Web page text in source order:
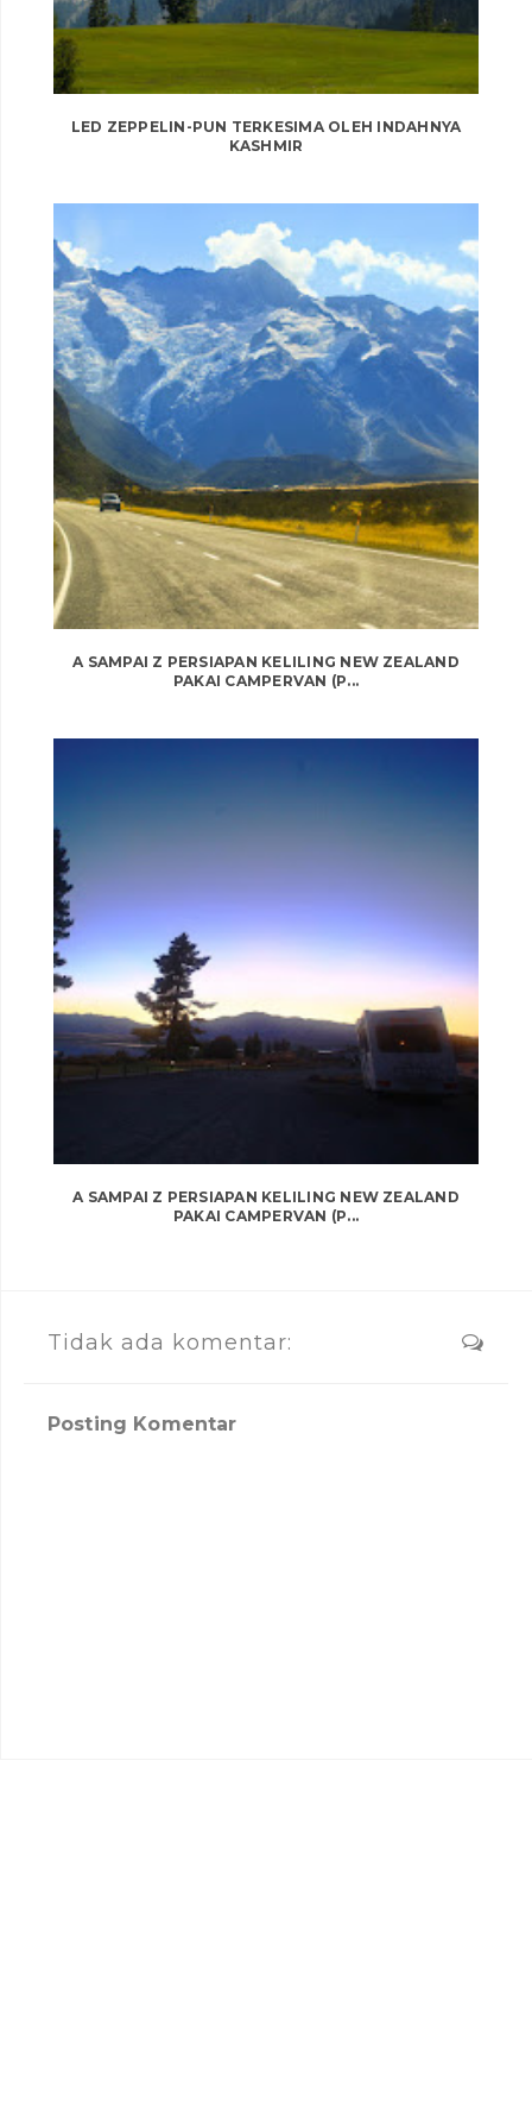
LED ZEPPELIN-PUN TERKESIMA OLEH INDAHNYA
KASHMIR
A SAMPAI Z PERSIAPAN KELILING NEW ZEALAND
PAKAI CAMPERVAN (P...
A SAMPAI Z PERSIAPAN KELILING NEW ZEALAND
PAKAI CAMPERVAN (P...
Tidak ada komentar:
Posting Komentar